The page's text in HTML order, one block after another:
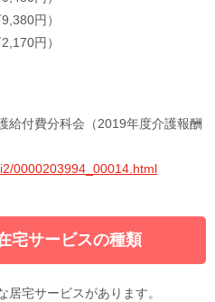
円）
円）
給付費分科会（2019年度介護報酬
0000203994_00014.html
宅サービスの種類
宅サービスがあります。